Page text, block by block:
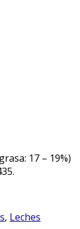
17 – 19%)
, Leches